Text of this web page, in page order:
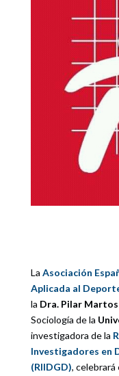
La Asociación
Aplicada al
la Dra. Pilar
Sociología de la
investigadora de la
Investigadores en
(RIIDGD),